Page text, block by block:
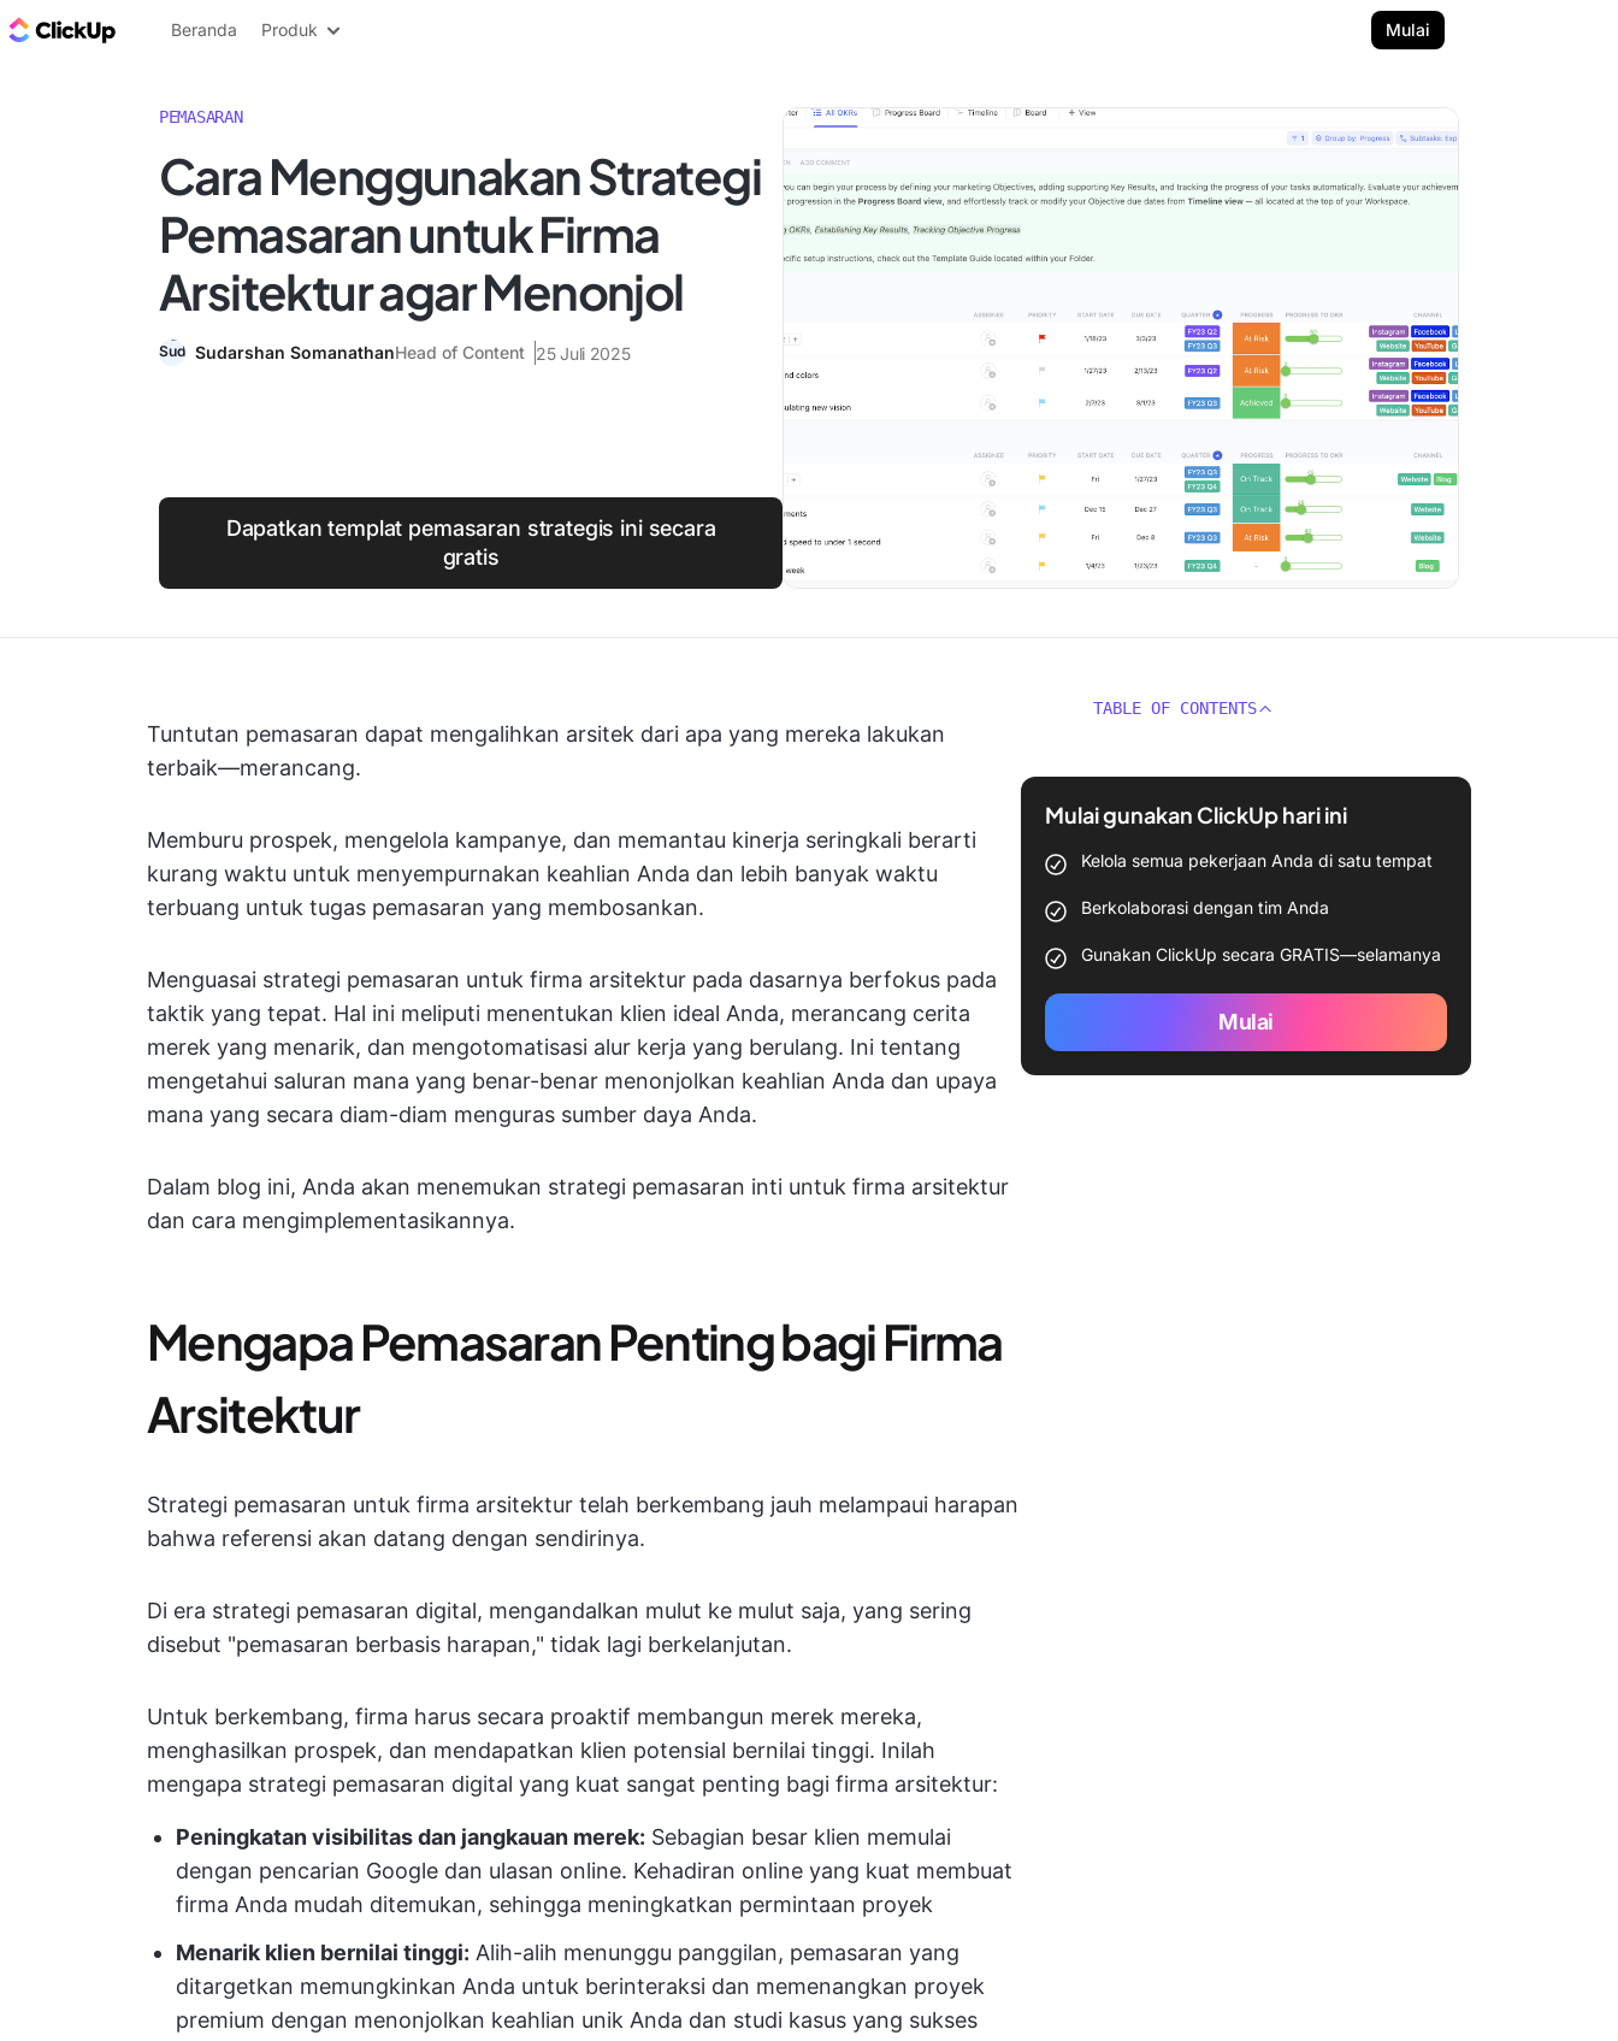
Blog ClickUp
Beranda Produk Mulai
PEMASARAN
Cara Menggunakan Strategi
Pemasaran untuk Firma
Arsitektur agar Menonjol
Sudarshan SomanathanHead of Content 25 Juli 2025
Dapatkan templat pemasaran strategis ini secara
gratis
Tuntutan pemasaran dapat mengalihkan arsitek dari apa yang mereka lakukan
terbaik—merancang.
Memburu prospek, mengelola kampanye, dan memantau kinerja seringkali berarti
kurang waktu untuk menyempurnakan keahlian Anda dan lebih banyak waktu
terbuang untuk tugas pemasaran yang membosankan.
Menguasai strategi pemasaran untuk firma arsitektur pada dasarnya berfokus pada
taktik yang tepat. Hal ini meliputi menentukan klien ideal Anda, merancang cerita
merek yang menarik, dan mengotomatisasi alur kerja yang berulang. Ini tentang
mengetahui saluran mana yang benar-benar menonjolkan keahlian Anda dan upaya
mana yang secara diam-diam menguras sumber daya Anda.
Dalam blog ini, Anda akan menemukan strategi pemasaran inti untuk firma arsitektur
dan cara mengimplementasikannya.
Mengapa Pemasaran Penting bagi Firma
Arsitektur
Strategi pemasaran untuk firma arsitektur telah berkembang jauh melampaui harapan
bahwa referensi akan datang dengan sendirinya.
Di era strategi pemasaran digital, mengandalkan mulut ke mulut saja, yang sering
disebut "pemasaran berbasis harapan," tidak lagi berkelanjutan.
Untuk berkembang, firma harus secara proaktif membangun merek mereka,
menghasilkan prospek, dan mendapatkan klien potensial bernilai tinggi. Inilah
mengapa strategi pemasaran digital yang kuat sangat penting bagi firma arsitektur:
Peningkatan visibilitas dan jangkauan merek: Sebagian besar klien memulai
dengan pencarian Google dan ulasan online. Kehadiran online yang kuat membuat
firma Anda mudah ditemukan, sehingga meningkatkan permintaan proyek
Menarik klien bernilai tinggi: Alih-alih menunggu panggilan, pemasaran yang
ditargetkan memungkinkan Anda untuk berinteraksi dan memenangkan proyek
premium dengan menonjolkan keahlian unik Anda dan studi kasus yang sukses
TABLE OF CONTENTS
Mulai gunakan ClickUp hari ini
Kelola semua pekerjaan Anda di satu tempat
Berkolaborasi dengan tim Anda
Gunakan ClickUp secara GRATIS—selamanya
Mulai